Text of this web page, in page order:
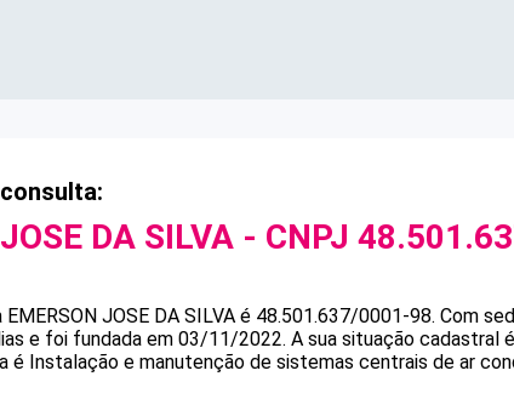
DA SILVA - CNPJ
EMERSON JOSE DA SILVA é 48.501.637/0001-98. Com
e foi fundada em 03/11/2022. A sua situação cadastral é
é Instalação e manutenção de sistemas centrais de ar